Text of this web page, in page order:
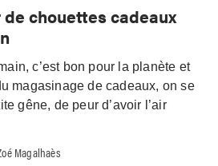
chouettes cadeaux
c’est bon pour la planète et
magasinage de cadeaux, on se
gêne, de peur d’avoir l’air
Magalhaès